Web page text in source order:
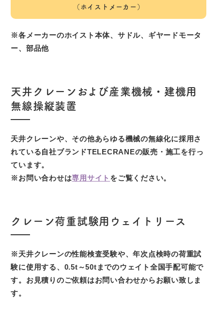
（ホイストメーカー）
※各メーカーのホイスト本体、サドル、ギヤードモータ
ー、部品他
天井クレーンおよび産業機械・建機用
無線操縦装置
天井クレーンや、その他あらゆる機械の無線化に採用さ
れている自社ブランドTELECRANEの販売・施工を行っ
ています。
※お問い合わせは専用サイト をご覧ください。
クレーン荷重試験用ウェイトリース
※天井クレーンの性能検査受験や、年次点検時の荷重試
験に使用する、0.5t～50tまでのウェイト全国手配可能で
す。お見積りのご依頼はお問い合わせからお願い致しま
す。